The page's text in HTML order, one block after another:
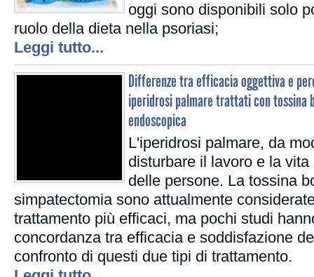
oggi sono disponibili solo
ruolo della dieta nella psoriasi;
Leggi tutto...
Differenze tra efficacia oggettiva e
iperidrosi palmare trattati con tossina
endoscopica
L'iperidrosi palmare, da
disturbare il lavoro e la
delle persone. La tossina
simpatectomia sono attualmente
trattamento più efficaci, ma pochi studi
concordanza tra efficacia e soddisfazione
confronto di questi due tipi di trattamento.